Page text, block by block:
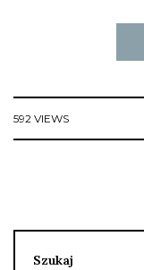
592 VIEWS
Szukaj